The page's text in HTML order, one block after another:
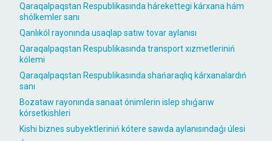
Qaraqalpaqstan Respublikasında hárekettegi kárxana hám
shólkemler sanı
Qanlıkól rayonında usaqlap satıw tovar aylanısı
Qaraqalpaqstan Respublikasında transport xızmetleriniń
kólemi
Qaraqalpaqstan Respublikasında shańaraqlıq kárxanalardıń
sanı
Bozataw rayonında sanaat ónimlerin islep shıǵarıw
kórsetkishleri
Kishi biznes subyektleriniń kótere sawda aylanısındaǵı úlesi